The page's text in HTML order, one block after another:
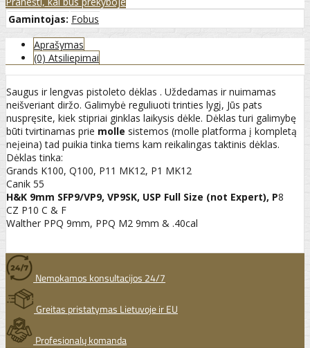
Gamintojas: Fobus
Aprašymas
(0) Atsiliepimai
Saugus ir lengvas pistoleto dėklas . Uždedamas ir nuimamas
neišveriant diržo. Galimybė reguliuoti trinties lygį, Jūs pats
nuspręsite, kiek stipriai ginklas laikysis dėkle. Dėklas turi galimybę
būti tvirtinamas prie molle sistemos (molle platforma į kompletą
neįeina) tad puikia tinka tiems kam reikalingas taktinis dėklas.
Dėklas tinka:
Grands K100, Q100, P11 MK12, P1 MK12
Canik 55
H&K 9mm SFP9/VP9, VP9SK, USP Full Size (not Expert), P8
CZ P10 C & F
Walther PPQ 9mm, PPQ M2 9mm & .40cal
Nemokamos konsultacijos 24/7
Greitas pristatymas Lietuvoje ir EU
Profesionalų komanda